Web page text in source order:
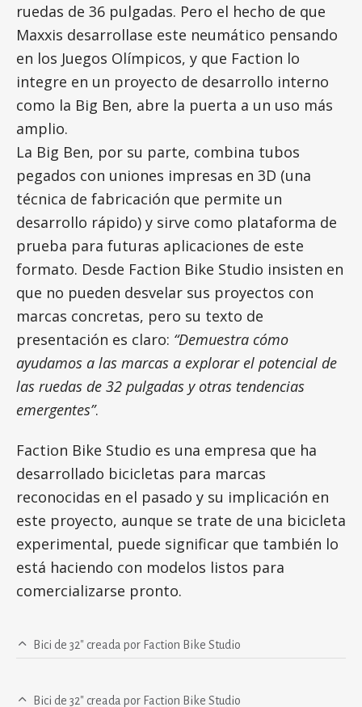
ruedas de 36 pulgadas. Pero el hecho de que
Maxxis desarrollase este neumático pensando
en los Juegos Olímpicos, y que Faction lo
integre en un proyecto de desarrollo interno
como la Big Ben, abre la puerta a un uso más
amplio.
La Big Ben, por su parte, combina tubos
pegados con uniones impresas en 3D (una
técnica de fabricación que permite un
desarrollo rápido) y sirve como plataforma de
prueba para futuras aplicaciones de este
formato. Desde Faction Bike Studio insisten en
que no pueden desvelar sus proyectos con
marcas concretas, pero su texto de
presentación es claro: “Demuestra cómo
ayudamos a las marcas a explorar el potencial de
las ruedas de 32 pulgadas y otras tendencias
emergentes”.
Faction Bike Studio es una empresa que ha
desarrollado bicicletas para marcas
reconocidas en el pasado y su implicación en
este proyecto, aunque se trate de una bicicleta
experimental, puede significar que también lo
está haciendo con modelos listos para
comercializarse pronto.
Bici de 32″ creada por Faction Bike Studio
Bici de 32″ creada por Faction Bike Studio